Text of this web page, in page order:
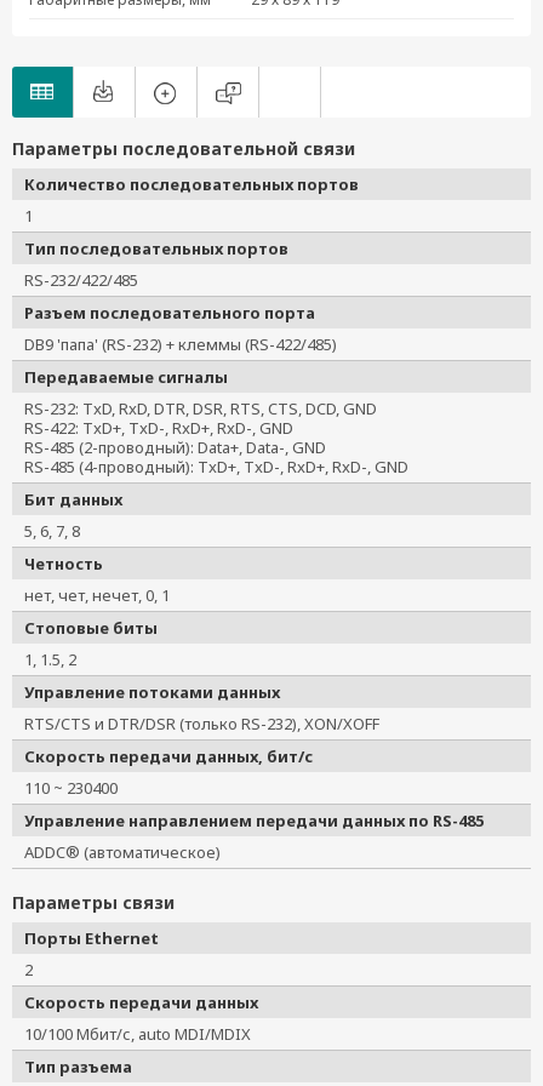
NPort IA-5150I-S-SC-IEX
NPort IA-5150I-T-IEX
NPort IA-5150-M-SC-IEX
NPort IA-5150-S-SC-IEX
NPort IA-5150-S-SC-T-IEX
NPort IA-5250-IEX
NPort IA-5250-T-IEX
NPort IA5250I-T
NPort IA-5150-M-ST
NPort IA-5150-M-ST-T
NPort IA-5250I-T
NPort IA-5250I
Параметры последовательной связи
Количество последовательных портов
1
Тип последовательных портов
RS-232/422/485
Разъем последовательного порта
DB9 'папа' (RS-232) + клеммы (RS-422/485)
Передаваемые сигналы
RS-232: TxD, RxD, DTR, DSR, RTS, CTS, DCD, GND
RS-422: TxD+, TxD-, RxD+, RxD-, GND
RS-485 (2-проводный): Data+, Data-, GND
RS-485 (4-проводный): TxD+, TxD-, RxD+, RxD-, GND
Бит данных
5, 6, 7, 8
Четность
нет, чет, нечет, 0, 1
Стоповые биты
1, 1.5, 2
Управление потоками данных
RTS/CTS и DTR/DSR (только RS-232), XON/XOFF
Скорость передачи данных, бит/с
110 ~ 230400
Управление направлением передачи данных по RS-485
ADDC® (автоматическое)
Параметры связи
Порты Ethernet
2
Скорость передачи данных
10/100 Мбит/с, auto MDI/MDIX
Тип разъема